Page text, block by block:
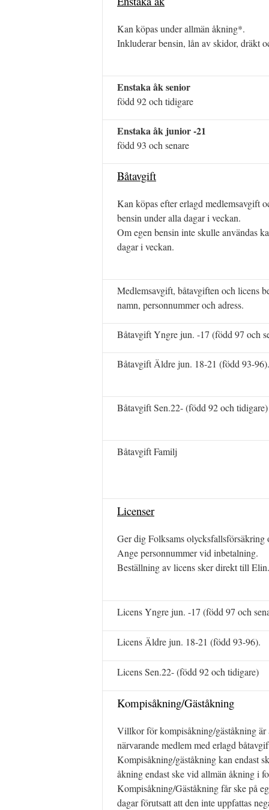
Kan köpas under allmän åkning*.
Inkluderar bensin, lån av skidor, dräkt
Enstaka åk senior
född 92 och tidigare
Enstaka åk junior -21
född 93 och senare
Båtavgift
Kan köpas efter erlagd medlemsavgift
bensin under alla dagar i veckan.
Om egen bensin inte skulle användas
dagar i veckan.
Medlemsavgift, båtavgiften och licens
namn, personnummer och adress.
Båtavgift Yngre jun. -17 (född 97 och
Båtavgift Äldre jun. 18-21 (född 93-96).
Båtavgift Sen.22- (född 92 och tidigare)
Båtavgift Familj
Licenser
Ger dig Folksams olycksfallsförsäkring
Ange personnummer vid inbetalning.
Beställning av licens sker direkt till Elin.
Licens Yngre jun. -17 (född 97 och
Licens Äldre jun. 18-21 (född 93-96).
Licens Sen.22- (född 92 och tidigare)
Kompisåkning/Gäståkning
Villkor för kompisåkning/gäståkning är
närvarande medlem med erlagd
Kompisåkning/gäståkning kan endast
åkning endast ske vid allmän åkning i
Kompisåkning/Gäståkning får ske på
dagar förutsatt att den inte uppfattas